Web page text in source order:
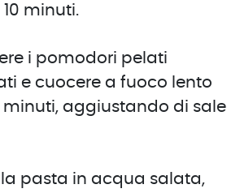
minuti.
i pomodori pelati
e cuocere a fuoco lento
minuti, aggiustando di sale
la pasta in acqua salata,